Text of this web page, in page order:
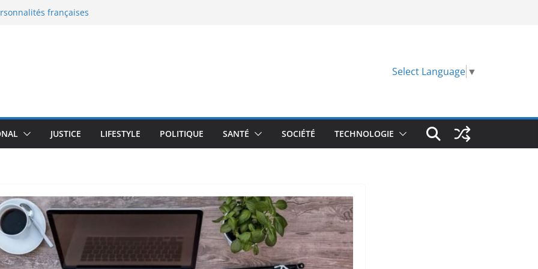
françaises
la nouvelle bataille de
l’enceinte active qui
de 100 000 $
Select Language ▼
JUSTICE LIFESTYLE POLITIQUE SANTÉ SOCIÉTÉ TECHNOLOGIE